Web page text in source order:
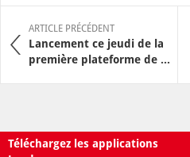
ARTICLE PRÉCÉDENT
Lancement ce jeudi de la
première plateforme de ...
Téléchargez les applications